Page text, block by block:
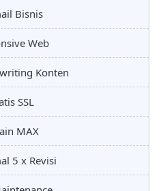
Bisnis
Web
Konten
SSL
MAX
5 x Revisi